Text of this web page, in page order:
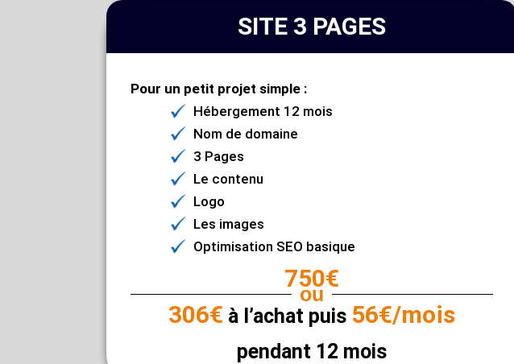
SITE 3 PAGES
Pour un petit projet simple :
Hébergement 12 mois
Nom de domaine
3 Pages
Le contenu
Logo
Les images
Optimisation SEO basique
750€
ou
306€ à l’achat puis 56€/mois
pendant 12 mois